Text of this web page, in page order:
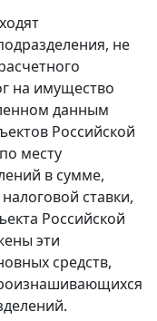
не
на имущество
данным
Российской
месту
в сумме,
ставки,
Российской
эти
средств,